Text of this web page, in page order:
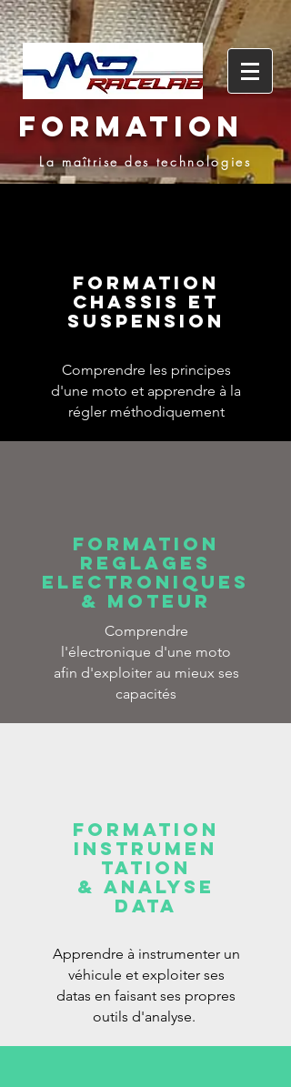
FORMATION
Lamaîtrisedes technologies
Formation
chassis et
suspension
Comprendre les principes
d'une moto et apprendre à la
régler méthodiquement
FORMATION
REGLAGES
ELECTRONIQUES
& moteur
Comprendre
l'électronique d'une moto
afin d'exploiter au mieux ses
capacités
FORMATION
instrumen
tation
& Analyse
data
Apprendre à instrumenter un
véhicule et exploiter ses
datas en faisant ses propres
outils d'analyse.